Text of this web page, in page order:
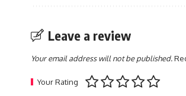
Leave a review
Your email address will not be published.
Your Rating